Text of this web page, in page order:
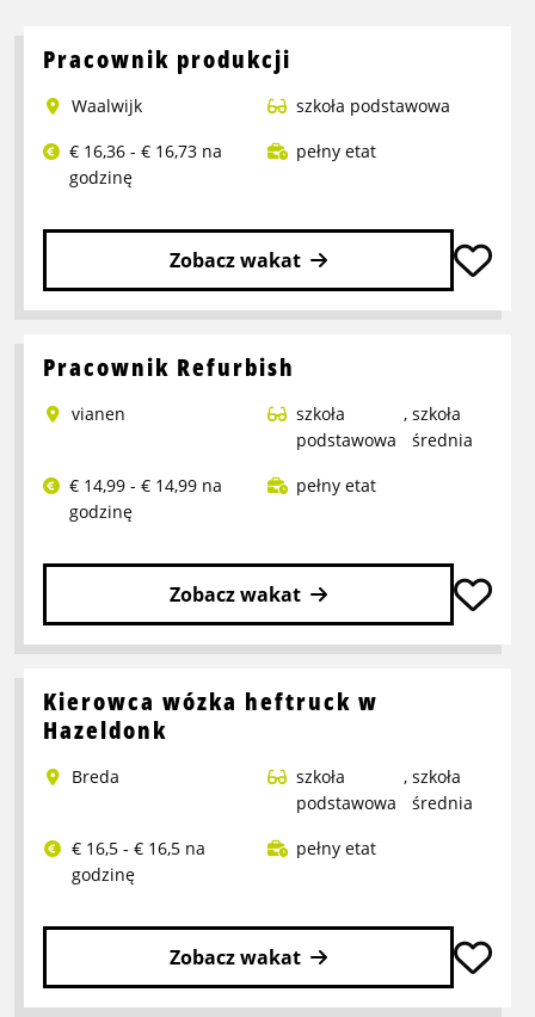
Pracownik produkcji
Waalwijk
szkoła podstawowa
€ 16,36 - € 16,73 na
godzinę
pełny etat
Zobacz wakat
Przeczytaj
o
produkcji
Pracownik Refurbish
vianen
szkoła
podstawowa
, szkoła
średnia
€ 14,99 - € 14,99 na
godzinę
pełny etat
Zobacz wakat
Przeczytaj
o
Pracownik
Kierowca wózka heftruck w
Hazeldonk
Breda
szkoła
podstawowa
, szkoła
średnia
€ 16,5 - € 16,5 na
godzinę
pełny etat
Zobacz wakat
Przeczytaj